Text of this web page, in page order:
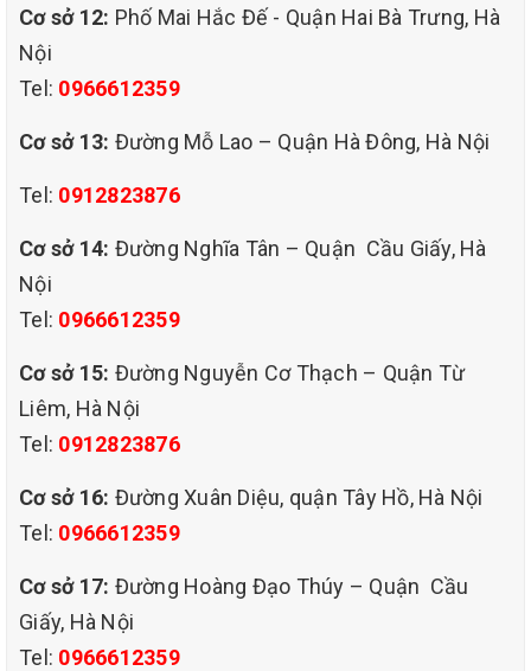
B8: Sấy khô ghế sofa, chân ghế lau sạch bằng khăn mềm tránh
xước.
Cơ sở 12: Phố Mai Hắc Đế - Quận Hai Bà Trưng, Hà
Nội
Tel: 0966612359
Cơ sở 13: Đường Mỗ Lao – Quận Hà Đông, Hà Nội
Tel: 0912823876
Cơ sở 14: Đường Nghĩa Tân – Quận Cầu Giấy, Hà
Nội
Tel: 0966612359
Cơ sở 15: Đường Nguyễn Cơ Thạch – Quận Từ
Liêm, Hà Nội
Tel: 0912823876
Cơ sở 16: Đường Xuân Diệu, quận Tây Hồ, Hà Nội
Tel: 0966612359
Cơ sở 17: Đường Hoàng Đạo Thúy – Quận Cầu
Giấy, Hà Nội
Tel: 0966612359